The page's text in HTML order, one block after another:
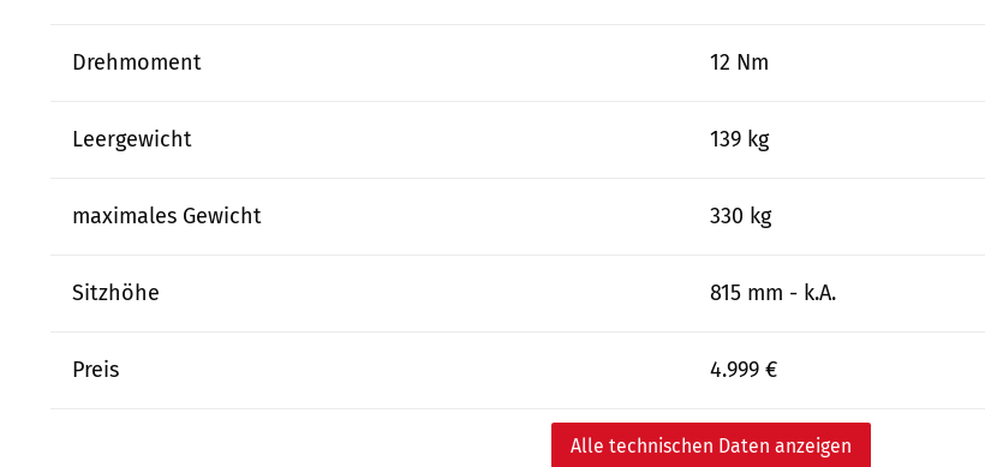
Drehmoment 12 Nm
Leergewicht 139 kg
maximales Gewicht 330 kg
Sitzhöhe 815 mm - k.A.
Preis 4.999 €
Alle technischen Daten anzeigen